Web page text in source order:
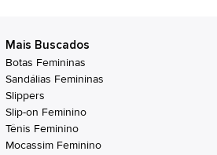
Mais Buscados
Botas Femininas
Sandálias Femininas
Slippers
Slip-on Feminino
Tênis Feminino
Mocassim Feminino